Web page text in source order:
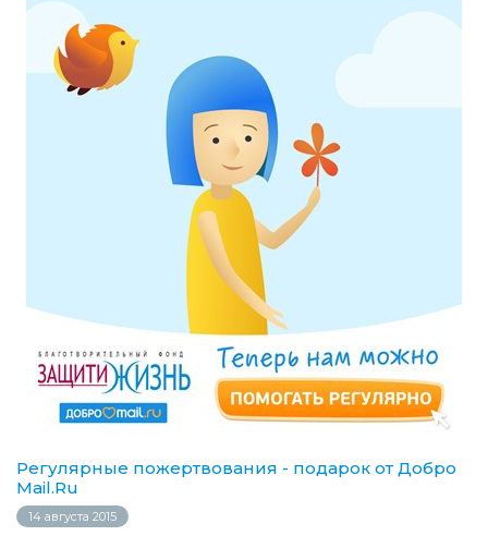
Регулярные пожертвования - подарок от Добро
Mail.Ru
14 августа 2015